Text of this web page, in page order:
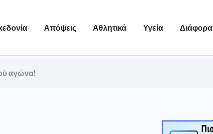
Απόψεις Αθλητικά Υγεία Διάφορα
αγώνα!